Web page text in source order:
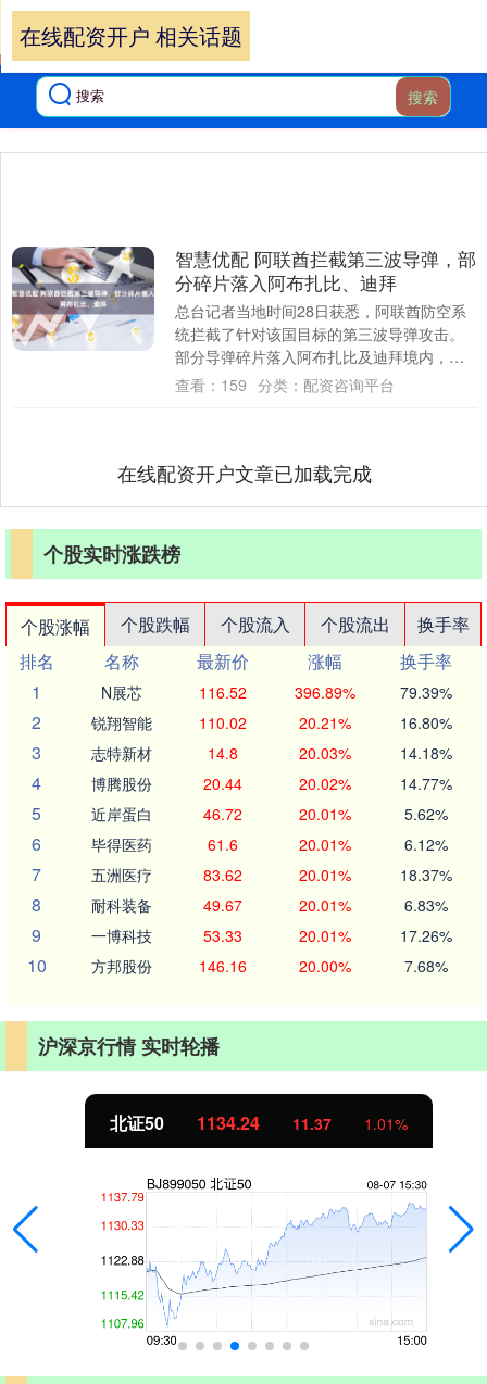
搜索
在线配资开户 相关话题
智慧优配 阿联酋拦截第三波导弹，部
分碎片落入阿布扎比、迪拜
总台记者当地时间28日获悉，阿联酋防空系
统拦截了针对该国目标的第三波导弹攻击。
部分导弹碎片落入阿布扎比及迪拜境内，目
前未报告新增人员伤亡。（央视）....
查看： 159 分类： 配资咨询平台
在线配资开户文章已加载完成
个股实时涨跌榜
个股涨幅 个股跌幅 个股流入 个股流出
换手率
排名
名称 最新价 涨幅
换手率
1
N展芯 116.52 396.89% 79.39%
2 锐翔智能 110.02 20.21% 16.80%
3 志特新材 14.8 20.03% 14.18%
4 博腾股份 20.44 20.02% 14.77%
5 近岸蛋白 46.72 20.01% 5.62%
6 毕得医药 61.6 20.01% 6.12%
7 五洲医疗 83.62 20.01% 18.37%
8 耐科装备 49.67 20.01% 6.83%
9 一博科技 53.33 20.01% 17.26%
10 方邦股份 146.16 20.00% 7.68%
沪深京行情 实时轮播
北证50 1134.24 11.37 1.01%